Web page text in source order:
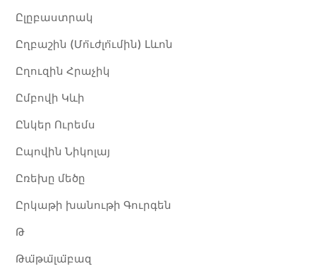
Ըլըբաստրակ
Ըղբաշին (Մո̈ւժլո̈ւմին) Լևոն
Ըղուզին Հրաչիկ
Ըմբովի Կևի
Ընկեր Ուրեմս
Ըպովին Նիկոլայ
Ըռեխը մեծը
Ըրկաթի խանութի Գուրգեն
Թ
Թա̈թա̈լա̈բազ